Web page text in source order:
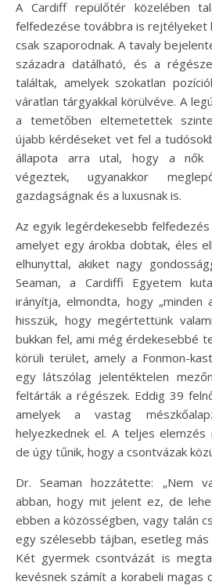
A Cardiff repülőtér közelében talált középkori temető
felfedezése továbbra is rejtélyeket
csak szaporodnak. A tavaly
századra datálható, és a
találtak, amelyek szokatlan
váratlan tárgyakkal körülvéve. A
a temetőben eltemetettek
újabb kérdéseket vet fel a
állapota arra utal, hogy a nők
végeztek, ugyanakkor
gazdagságnak és a luxusnak is.
Az egyik legérdekesebb
amelyet egy árokba dobtak, éles
elhunyttal, akiket nagy
Seaman, a Cardiffi Egyetem
irányítja, elmondta, hogy „minden
hisszük, hogy megértettünk
bukkan fel, ami még érdekesebbé
körüli terület, amely a Fonmon-
egy látszólag jelentéktelen
feltárták a régészek. Eddig 39
amelyek a vastag
helyezkednek el. A teljes elemzés
de úgy tűnik, hogy a csontvázak
Dr. Seaman hozzátette: „Nem
abban, hogy mit jelent ez, de
ebben a közösségben, vagy talán
egy szélesebb tájban, esetleg
Két gyermek csontvázát is
kevésnek számít a korabeli magas